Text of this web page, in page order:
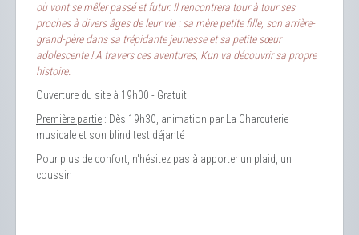
où vont se mêler passé et futur. Il rencontrera tour à tour ses
proches à divers âges de leur vie : sa mère petite fille, son arrière-
grand-père dans sa trépidante jeunesse et sa petite sœur
adolescente ! A travers ces aventures, Kun va découvrir sa propre
histoire.
Ouverture du site à 19h00 - Gratuit
Première partie : Dès 19h30, animation par La Charcuterie
musicale et son blind test déjanté
Pour plus de confort, n'hésitez pas à apporter un plaid, un
coussin